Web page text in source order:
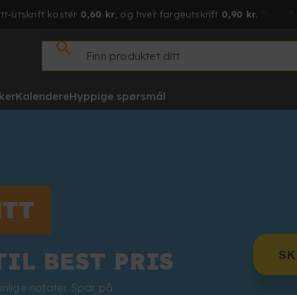
utskrift koster 0,60 kr , og hver fargeutskrift 0,90 kr.
KalendereHyppige spørsmål
BEST PRIS
notater. Spar på